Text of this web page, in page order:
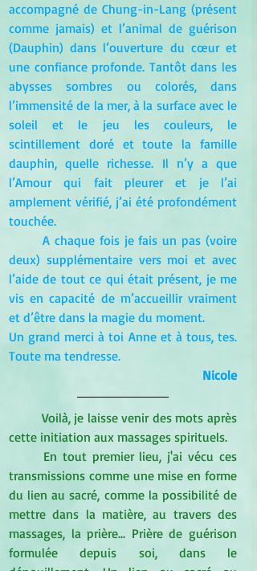
accompagné de Chung-in-Lang (présent
comme jamais) et l’animal de guérison
(Dauphin) dans l’ouverture du cœur et
une confiance profonde. Tantôt dans les
abysses sombres ou colorés, dans
l’immensité de la mer, à la surface avec le
soleil et le jeu les couleurs, le
scintillement doré et toute la famille
dauphin, quelle richesse. Il n’y a que
l’Amour qui fait pleurer et je l’ai
amplement vérifié, j’ai été profondément
touchée.
A chaque fois je fais un pas (voire
deux) supplémentaire vers moi et avec
l’aide de tout ce qui était présent, je me
vis en capacité de m’accueillir vraiment
et d’être dans la magie du moment.
Un grand merci à toi Anne et à tous, tes.
Toute ma tendresse.
Nicole
Voilà, je laisse venir des mots après
cette initiation aux massages spirituels.
En tout premier lieu, j'ai vécu ces
transmissions comme une mise en forme
du lien au sacré, comme la possibilité de
mettre dans la matière, au travers des
massages, la prière... Prière de guérison
formulée depuis soi, dans le